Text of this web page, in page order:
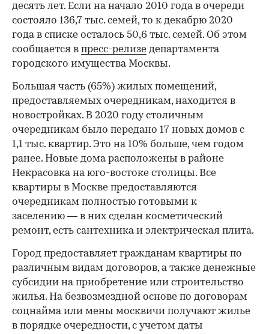
десять лет. Если на начало 2010 года в очереди
состояло 136,7 тыс. семей, то к декабрю 2020
года в списке осталось 50,6 тыс. семей. Об этом
сообщается в пресс-релизе департамента
городского имущества Москвы.
Большая часть (65%) жилых помещений,
предоставляемых очередникам, находится в
новостройках. В 2020 году столичным
очередникам было передано 17 новых домов с
1,1 тыс. квартир. Это на 10% больше, чем годом
ранее. Новые дома расположены в районе
Некрасовка на юго-востоке столицы. Все
квартиры в Москве предоставляются
очередникам полностью готовыми к
заселению — в них сделан косметический
ремонт, есть сантехника и электрическая плита.
Город предоставляет гражданам квартиры по
различным видам договоров, а также денежные
субсидии на приобретение или строительство
жилья. На безвозмездной основе по договорам
соцнайма или мены москвичи получают жилье
в порядке очередности, с учетом даты